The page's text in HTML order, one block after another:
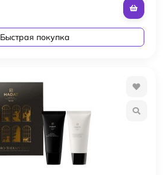
Быстрая покупка